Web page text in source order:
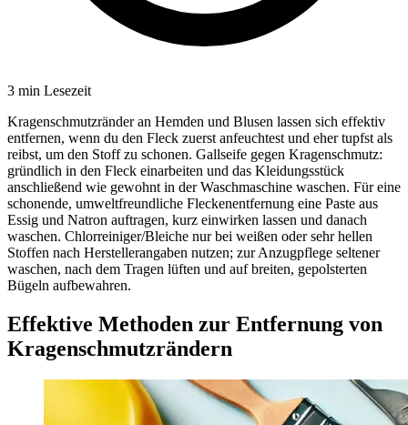
3 min Lesezeit
Kragenschmutzränder an Hemden und Blusen lassen sich effektiv
entfernen, wenn du den Fleck zuerst anfeuchtest und eher tupfst als
reibst, um den Stoff zu schonen. Gallseife gegen Kragenschmutz:
gründlich in den Fleck einarbeiten und das Kleidungsstück
anschließend wie gewohnt in der Waschmaschine waschen. Für eine
schonende, umweltfreundliche Fleckenentfernung eine Paste aus
Essig und Natron auftragen, kurz einwirken lassen und danach
waschen. Chlorreiniger/Bleiche nur bei weißen oder sehr hellen
Stoffen nach Herstellerangaben nutzen; zur Anzugpflege seltener
waschen, nach dem Tragen lüften und auf breiten, gepolsterten
Bügeln aufbewahren.
Effektive Methoden zur Entfernung von
Kragenschmutzrändern